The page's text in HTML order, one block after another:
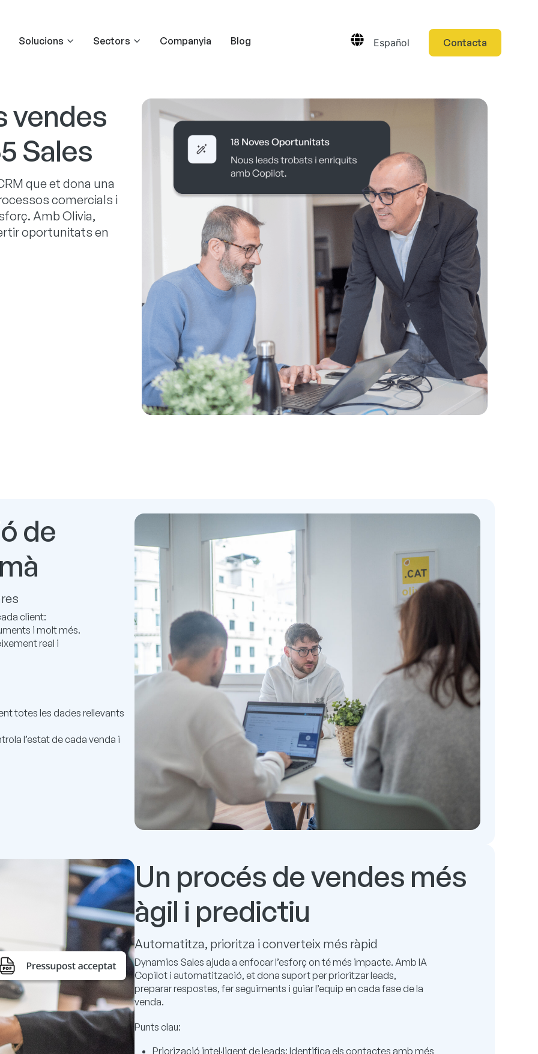
Solucions Sectors Companyia Blog Español Contacta
vendes
Sales
que et dona una
comercials i
Amb Olivia,
oportunitats en
de
client:
i molt més.
real i
totes les dades rellevants
l’estat de cada venda i
Un procés de vendes més
àgil i predictiu
Automatitza, prioritza i converteix més ràpid
Dynamics Sales ajuda a enfocar l’esforç on té més impacte. Amb IA
Copilot i automatització, et dona suport per prioritzar leads,
preparar respostes, fer seguiments i guiar l’equip en cada fase de la
venda.
Punts clau:
Priorizació intel·ligent de leads: Identifica els contactes amb més